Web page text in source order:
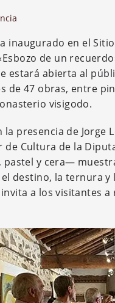
inaugurado en el
de un
estará abierta al
de 47 obras, entre
visigodo.
presencia de Jorge
de Cultura de la
pastel y cera—
destino, la ternura
a los visitantes